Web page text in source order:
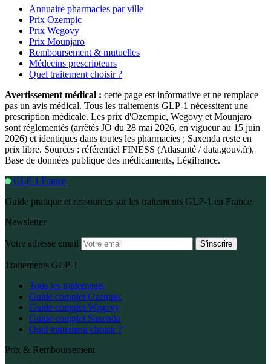
Annuaire pharmacies par ville
Prix Ozempic
Prix Wegovy
Prix Mounjaro
Remboursement & mutuelles
Médecins prescripteurs
Quel traitement choisir ?
Avertissement médical : cette page est informative et ne remplace
pas un avis médical. Tous les traitements GLP-1 nécessitent une
prescription médicale. Les prix d'Ozempic, Wegovy et Mounjaro
sont réglementés (arrêtés JO du 28 mai 2026, en vigueur au 15 juin
2026) et identiques dans toutes les pharmacies ; Saxenda reste en
prix libre. Sources : référentiel FINESS (Atlasanté / data.gouv.fr),
Base de données publique des médicaments, Légifrance.
GLP-1 France
Guide pratique et ressources sur les traitements GLP-1 en France.
Newsletter
Votre adresse email S'inscrire
Traitements GLP-1
Tous les traitements
Guide complet Ozempic
Guide complet Wegovy
Guide complet Saxenda
Quel traitement choisir ?
Prix & Remboursement